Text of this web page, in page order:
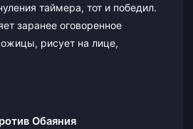
таймера, тот и победил.
заранее оговоренное
рисует на лице,
Обаяния